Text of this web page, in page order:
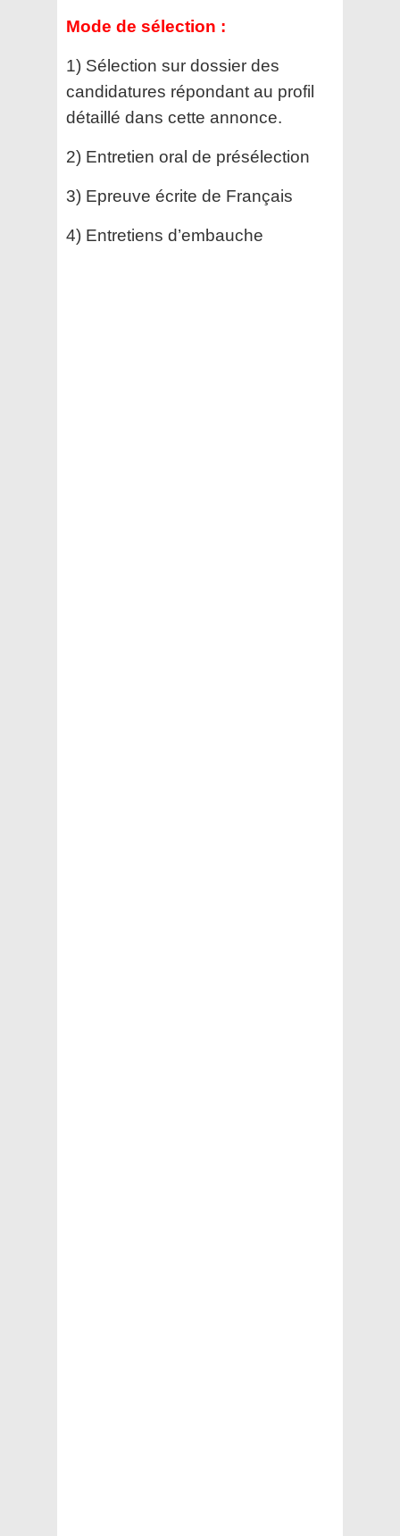
Mode de sélection :
1) Sélection sur dossier des
candidatures répondant au profil
détaillé dans cette annonce.
2) Entretien oral de présélection
3) Epreuve écrite de Français
4) Entretiens d’embauche